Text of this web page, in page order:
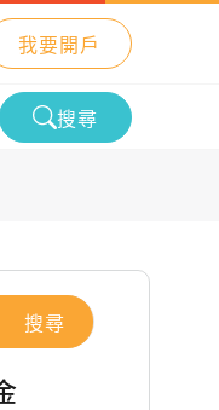
我要開戶
搜尋
搜尋